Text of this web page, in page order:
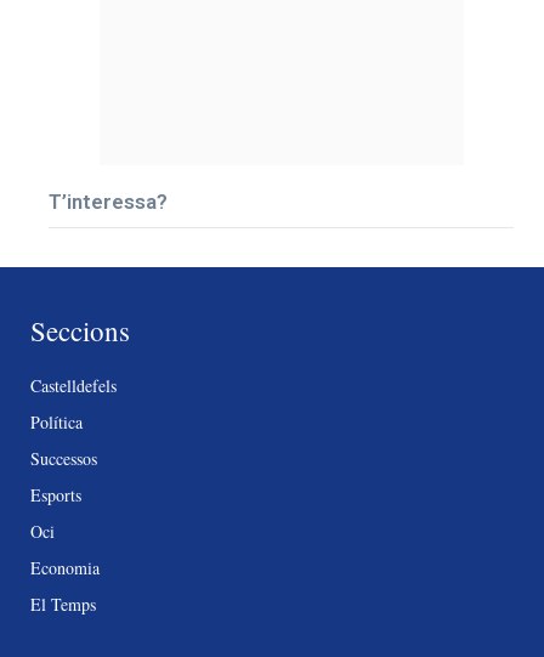
T’interessa?
Seccions
Castelldefels
Política
Successos
Esports
Oci
Economia
El Temps